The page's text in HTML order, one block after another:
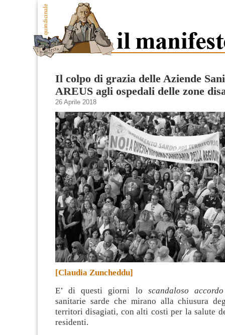
Il colpo di grazia delle Aziende
AREUS agli ospedali delle zone
26 Aprile 2018
[Claudia Zuncheddu]
E’ di questi giorni lo scandaloso accordo
sanitarie sarde che mirano alla chiusura
territori disagiati, con alti costi per la salute
residenti.